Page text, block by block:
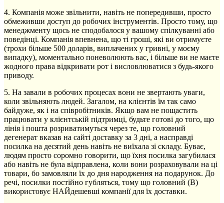
4. Компанія може звільнити, навіть не попередивши, просто
обмеживши доступ до робочих інструментів. Просто тому, що
менеджменту щось не сподобалося у вашому спілкуванні або
поведінці. Компанія впевнена, що ті гроші, які ви отримуєте
(трохи більше 500 доларів, виплачених у гривні, у моєму
випадку), моментально поневолюють вас, і більше ви не маєте
жодного права відкривати рот і висловлюватися з будь-якого
приводу.
5. На завали в робочих процесах вони не звертають уваги,
коли звільняють людей. Загалом, на клієнтів їм так само
байдуже, як і на співробітників. Якщо вам не пощастить
працювати у клієнтській підтримці, будьте готові до того, що
лінія і пошта розриватимуться через те, що головний
дегенерат вказав на сайті доставку за 3 дні, а насправді
посилка на десятий день навіть не виїхала зі складу. Буває,
людям просто соромно говорити, що їхня посилка загубилася
або навіть не була відправлена, коли вони розраховували на ці
товари, бо замовляли їх до дня народження на подарунок. До
речі, посилки постійно губляться, тому що головний (В)
використовує НАЙдешевші компанії для їх доставки.